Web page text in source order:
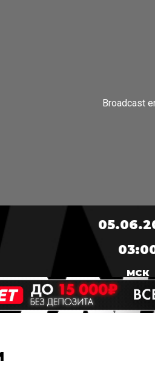
МСК